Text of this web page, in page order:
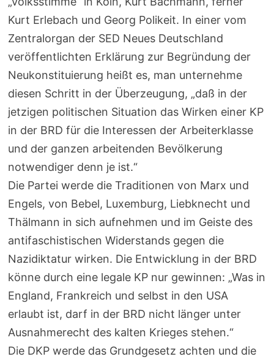
Kurt Erlebach und Georg Polikeit. In einer vom
Zentralorgan der SED Neues Deutschland
veröffentlichten Erklärung zur Begründung der
Neukonstituierung heißt es, man unternehme
diesen Schritt in der Überzeugung, „daß in der
jetzigen politischen Situation das Wirken einer KP
in der BRD für die Interessen der Arbeiterklasse
und der ganzen arbeitenden Bevölkerung
notwendiger denn je ist.“
Die Partei werde die Traditionen von Marx und
Engels, von Bebel, Luxemburg, Liebknecht und
Thälmann in sich aufnehmen und im Geiste des
antifaschistischen Widerstands gegen die
Nazidiktatur wirken. Die Entwicklung in der BRD
könne durch eine legale KP nur gewinnen: „Was in
England, Frankreich und selbst in den USA
erlaubt ist, darf in der BRD nicht länger unter
Ausnahmerecht des kalten Krieges stehen.“
Die DKP werde das Grundgesetz achten und die